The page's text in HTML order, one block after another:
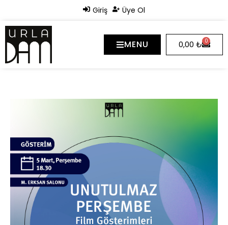
Giriş Üye Ol
MENU 0,00 ₺ 0